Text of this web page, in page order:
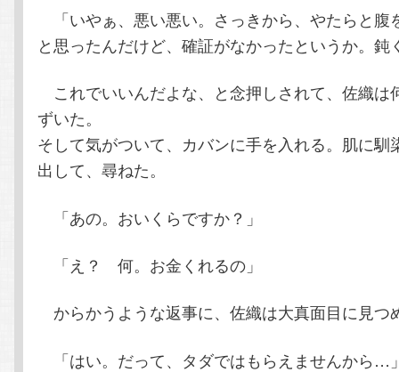
「いやぁ、悪い悪い。さっきから、やたらと腹
と思ったんだけど、確証がなかったというか。鈍
これでいいんだよな、と念押しされて、佐織は
ずいた。
そして気がついて、カバンに手を入れる。肌に馴
出して、尋ねた。
「あの。おいくらですか？」
「え？ 何。お金くれるの」
からかうような返事に、佐織は大真面目に見つ
「はい。だって、タダではもらえませんから…